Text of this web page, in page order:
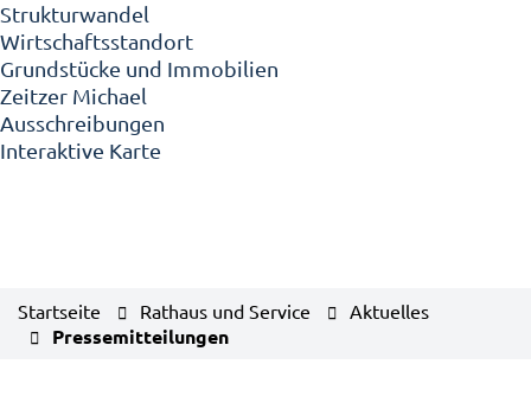
Strukturwandel
Wirtschaftsstandort
Grundstücke und Immobilien
Zeitzer Michael
Ausschreibungen
Interaktive Karte
Startseite Rathaus und Service Aktuelles
Pressemitteilungen